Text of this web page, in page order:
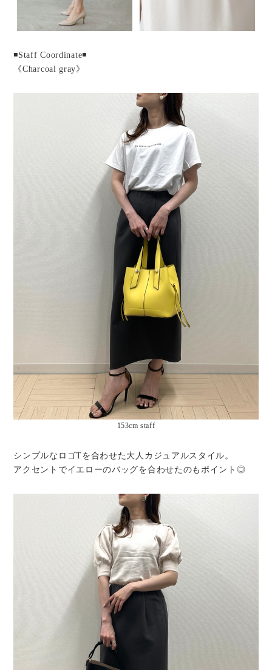
◾️Staff Coordinate◾️
《Charcoal gray》
153cm staff
シンプルなロゴTを合わせた大人カジュアルスタイル。
アクセントでイエローのバッグを合わせたのもポイント◎